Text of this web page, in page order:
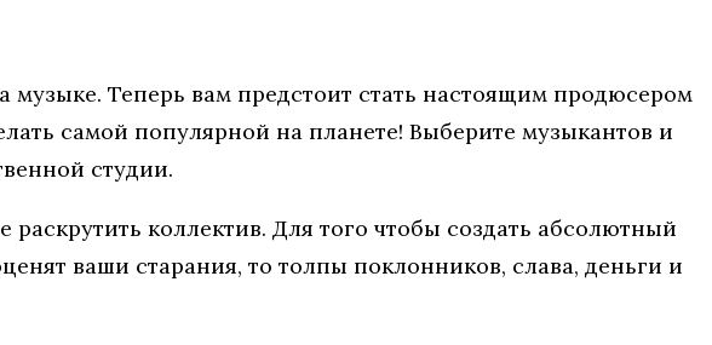
музыке. Теперь вам предстоит стать настоящим продюсером
самой популярной на планете! Выберите музыкантов и
студии.
коллектив. Для того чтобы создать абсолютный
ваши старания, то толпы поклонников, слава, деньги и